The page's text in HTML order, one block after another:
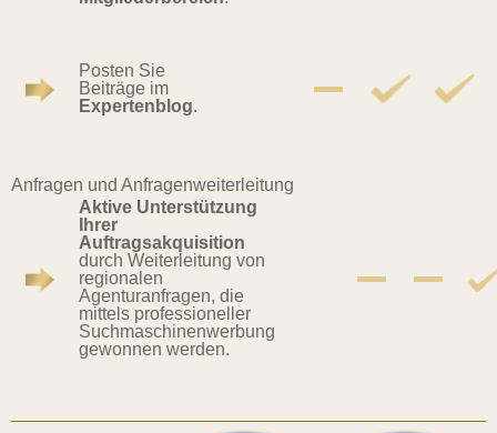
Posten Sie
Beiträge im
Expertenblog.
Anfragen und Anfragenweiterleitung
Aktive Unterstützung
Ihrer
Auftragsakquisition
durch Weiterleitung von
regionalen
Agenturanfragen, die
mittels professioneller
Suchmaschinenwerbung
gewonnen werden.